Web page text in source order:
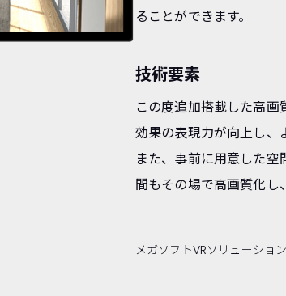
ることができます。
技術要素
この度追加搭載した高
効果の表現力が向上し、
また、事前に用意した
間もその場で高画質化し
メガソフトVRソリューショ